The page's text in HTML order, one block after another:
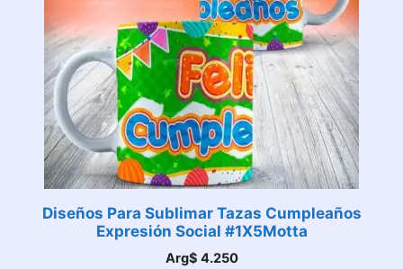
Diseños Para Sublimar Tazas Cumpleaños
Expresión Social #1X5Motta
Arg$ 4.250